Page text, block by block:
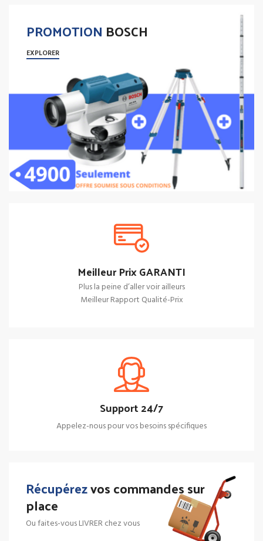
PROMOTION BOSCH
EXPLORER
Meilleur Prix GARANTI
Plus la peine d’aller voir ailleurs
Meilleur Rapport Qualité-Prix
Support 24/7
Appelez-nous pour vos besoins spécifiques
Récupérezvos commandes sur
place
Ou faites-vous LIVRER chez vous